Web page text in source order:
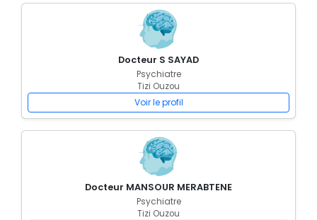
Docteur S SAYAD
Psychiatre
Tizi Ouzou
Voir le profil
Docteur MANSOUR MERABTENE
Psychiatre
Tizi Ouzou